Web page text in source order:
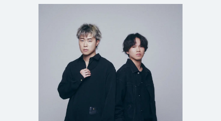
グッズ情報
当日券情報
お知らせ
すべて
ANN WILSON
DIANA KRALL
ERIK GRÖNWALL
THE GREATEST ROCK FUKUOKA
NIGHT RANGER
BOZ SCAGGS
CHET FAKER